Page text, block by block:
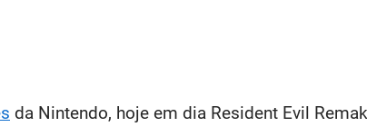
da Nintendo, hoje em dia Resident Evil